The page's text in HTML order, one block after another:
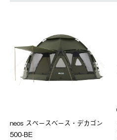
neos スペースベース・デカゴン
500-BE